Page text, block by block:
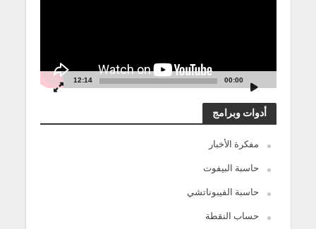
00:00
12:14
أدوات وبرامج
مفكرة الأخبار
حاسبة البيفوت
حاسبة الفيبوناتشي
حساب النقطة